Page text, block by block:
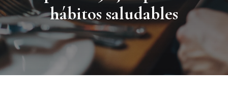
hábitos saludables